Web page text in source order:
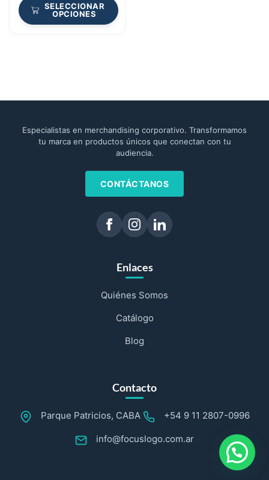
SELECCIONAR
OPCIONES
Especialistas en merchandising corporativo. Transformamos
tu marca en productos únicos que conectan con tu
audiencia.
CONTÁCTANOS
Enlaces
Quiénes Somos
Catálogo
Blog
Contacto
Parque Patricios, CABA +54 9 11 2807-0996
info@focuslogo.com.ar